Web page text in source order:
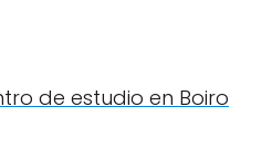
de estudio en Boiro